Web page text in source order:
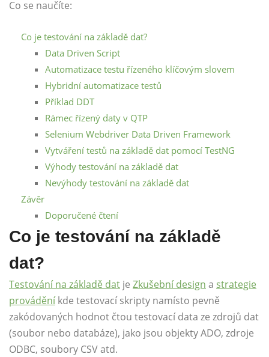
Co se naučíte:
Co je testování na základě dat?
Data Driven Script
Automatizace testu řízeného klíčovým slovem
Hybridní automatizace testů
Příklad DDT
Rámec řízený daty v QTP
Selenium Webdriver Data Driven Framework
Vytváření testů na základě dat pomocí TestNG
Výhody testování na základě dat
Nevýhody testování na základě dat
Závěr
Doporučené čtení
Co je testování na základě
dat?
Testování na základě dat je Zkušební design a strategie
prováděníkde testovací skripty namísto pevně
zakódovaných hodnot čtou testovací data ze zdrojů dat
(soubor nebo databáze), jako jsou objekty ADO, zdroje
ODBC, soubory CSV atd.